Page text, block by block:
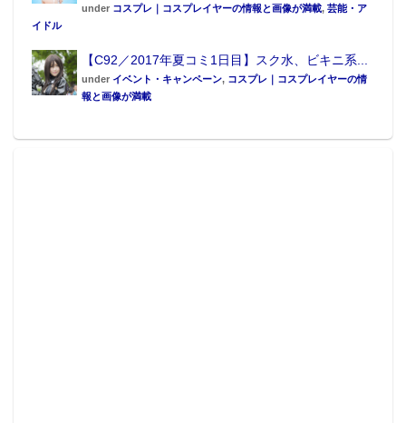
under コスプレ｜コスプレイヤーの情報と画像が満載, 芸能・ア
イドル
【C92／2017年夏コミ1日目】スク水、ビキニ系...
under イベント・キャンペーン, コスプレ｜コスプレイヤーの情
報と画像が満載